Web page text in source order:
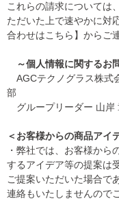
これらの請求については
ただいた上で速やかに対
合わせはこちら】からご
～個人情報に関するお
AGCテクノグラス株式
部
グループリーダー 山岸
＜お客様からの商品アイ
・弊社では、お客様から
するアイデア等の提案は
ご提案いただいた場合で
連絡もいたしませんので